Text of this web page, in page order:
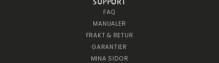
SUPPORT
FAQ
MANUALER
FRAKT & RETUR
GARANTIER
MINA SIDOR